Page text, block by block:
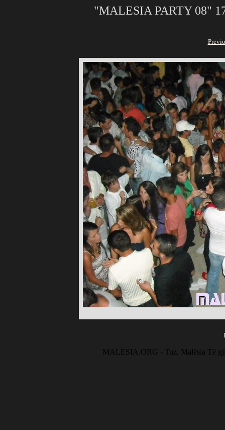
"MALESIA PARTY 08"
MALESIA.ORG - Tuz, Malësia Të